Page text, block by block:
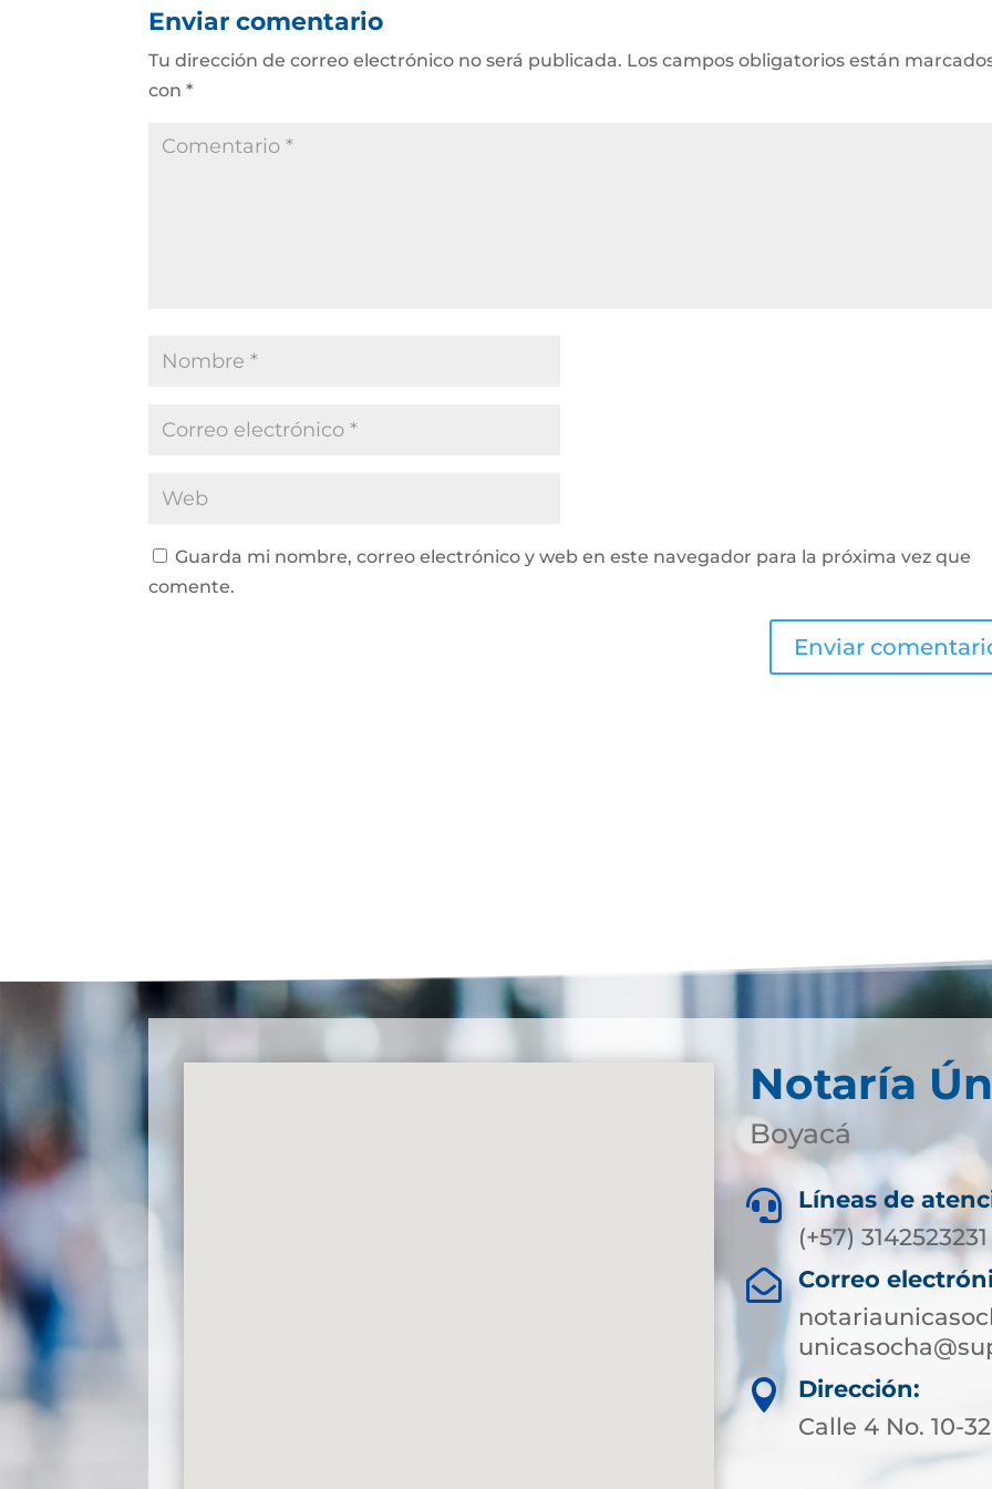
Enviar comentario
Tu dirección de correo electrónico no será publicada. Los campos obligatorios están
con*
Guarda mi nombre, correo electrónico y web en este navegador para la próxima vez que
comente.
Notaría
Boyacá

Líneas de
(+57) 3142523231

Correo

Dirección:
Calle 4 No. 10-32